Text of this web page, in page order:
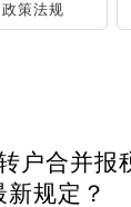
政策法规
户合并报
新规定？